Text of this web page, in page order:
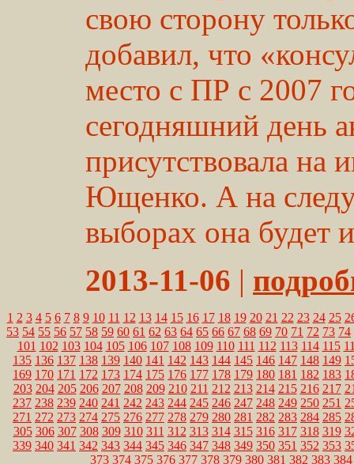
свою сторону
добавил, что
место с ПР с 2007
сегодняшний день
присутствовала на
Ющенко. А на
выборах она будет
2013-11-06 |
1 2 3 4 5 6 7 8 9 10 11 12 13 14 15 16 17 18 19 20 21 22 23 24 25
53 54 55 56 57 58 59 60 61 62 63 64 65 66 67 68 69 70 71 72 73 74
101 102 103 104 105 106 107 108 109 110 111 112 113 114 115
135 136 137 138 139 140 141 142 143 144 145 146 147 148 149
169 170 171 172 173 174 175 176 177 178 179 180 181 182 183
203 204 205 206 207 208 209 210 211 212 213 214 215 216 217
237 238 239 240 241 242 243 244 245 246 247 248 249 250 251
271 272 273 274 275 276 277 278 279 280 281 282 283 284 285
305 306 307 308 309 310 311 312 313 314 315 316 317 318 319
339 340 341 342 343 344 345 346 347 348 349 350 351 352 353
373 374 375 376 377 378 379 380 381 382 383 384